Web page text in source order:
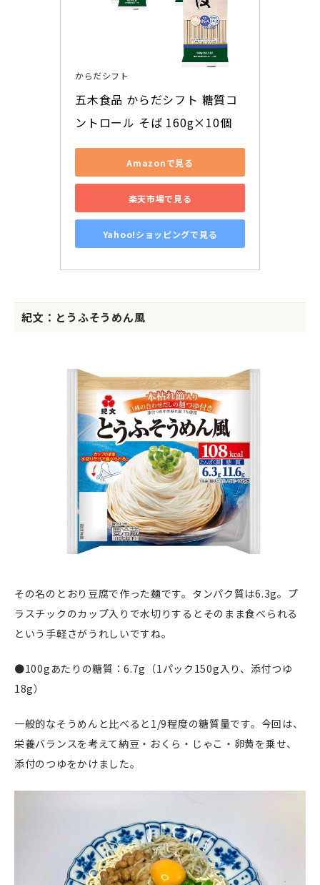
からだシフト
五木食品 からだシフト 糖質コ
ントロール そば 160g×10個
Amazonで見る
楽天市場で見る
Yahoo!ショッピングで見る
紀文：とうふそうめん風
その名のとおり豆腐で作った麺です。タンパク質は6.3g。プ
ラスチックのカップ入りで水切りするとそのまま食べられる
という手軽さがうれしいですね。
●100gあたりの糖質：6.7g（1パック150g入り、添付つゆ
18g）
一般的なそうめんと比べると1/9程度の糖質量です。今回は、
栄養バランスを考えて納豆・おくら・じゃこ・卵黄を乗せ、
添付のつゆをかけました。